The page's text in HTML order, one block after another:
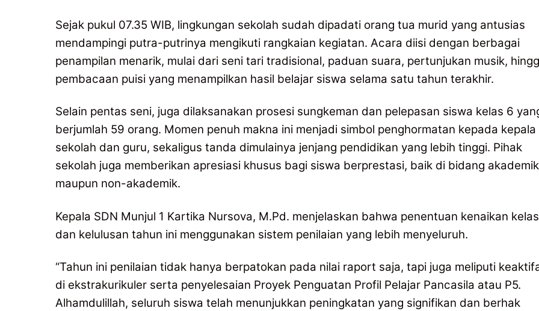
‎Sejak pukul 07.35 WIB, lingkungan sekolah sudah dipadati orang tua murid yang antusias
mendampingi putra-putrinya mengikuti rangkaian kegiatan. Acara diisi dengan berbagai
penampilan menarik, mulai dari seni tari tradisional, paduan suara, pertunjukan musik,
pembacaan puisi yang menampilkan hasil belajar siswa selama satu tahun terakhir.
‎Selain pentas seni, juga dilaksanakan prosesi sungkeman dan pelepasan siswa kelas 6
berjumlah 59 orang. Momen penuh makna ini menjadi simbol penghormatan kepada kepala
sekolah dan guru, sekaligus tanda dimulainya jenjang pendidikan yang lebih tinggi. Pihak
sekolah juga memberikan apresiasi khusus bagi siswa berprestasi, baik di bidang akademik
maupun non-akademik.
‎Kepala SDN Munjul 1 Kartika Nursova, M.Pd. menjelaskan bahwa penentuan kenaikan kelas
dan kelulusan tahun ini menggunakan sistem penilaian yang lebih menyeluruh.
‎“Tahun ini penilaian tidak hanya berpatokan pada nilai raport saja, tapi juga meliputi
di ekstrakurikuler serta penyelesaian Proyek Penguatan Profil Pelajar Pancasila atau P5.
Alhamdulillah, seluruh siswa telah menunjukkan peningkatan yang signifikan dan berhak